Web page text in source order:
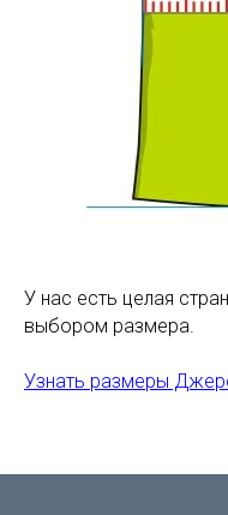
У нас есть целая
выбором размера.
Узнать размеры